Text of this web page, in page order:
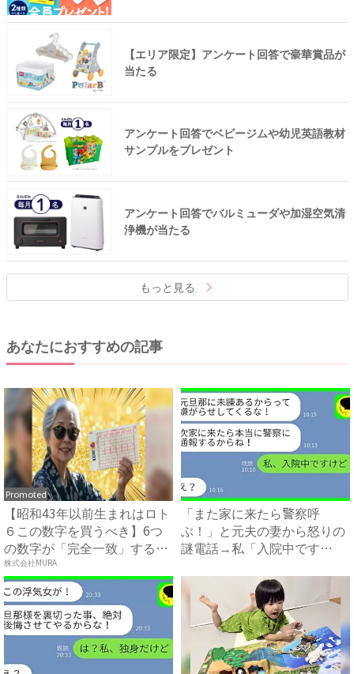
【エリア限定】アンケート回答で豪華賞品が
当たる
アンケート回答でベビージムや幼児英語教材
サンプルをプレゼント
アンケート回答でバルミューダや加湿空気清
浄機が当たる
もっと見る
あなたにおすすめの記事
Promoted
【昭和43年以前生まれはロト
６この数字を買うべき】6つ
の数字が「完全一致」する
方...
株式会社MURA
「また家に来たら警察呼
ぶ！」と元夫の妻から怒りの
謎電話→私「入院中です